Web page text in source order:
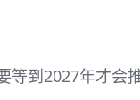
到2027年才